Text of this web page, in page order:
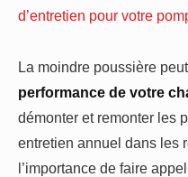
d’entretien pour votre
La moindre poussière
performance de votre
démonter et remonter les
entretien annuel dans les
l’importance de faire